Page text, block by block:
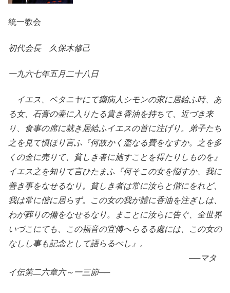
統一教会
初代会長 久保木修己
一九六七年五月二十八日
イエス、ベタニヤにて癩病人シモンの家に居給ふ時、あ
る女、石膏の壷に入りたる貴き香油を持ちて、近づき来
り、食事の席に就き居給ふイエスの首に注げり。弟子たち
之を見て憤ほり言ふ『何故かく濫なる費をなすか。之を多
くの金に売りて、貧しき者に施すことを得たりしものを』
イエス之を知りて言ひたまふ『何そこの女を悩すか、我に
善き事をなせるなり。貧しき者は常に汝らと偕にをれど、
我は常に偕に居らず。この女の我が體に香油を注ぎしは、
わが葬りの備をなせるなり。まことに汝らに告ぐ、全世界
いづこにても、この福音の宜傅へらるる處には、この女の
なしし事も記念として語らるべし』。
──マタ
イ伝第二六章六～一三節──